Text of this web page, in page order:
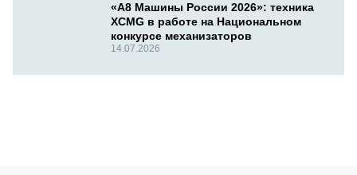
«А8 Машины России 2026»: техника
XCMG в работе на Национальном
конкурсе механизаторов
14.07.2026